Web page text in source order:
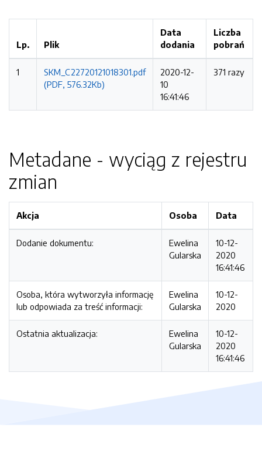
Lp. Plik
Data
dodania
Liczba
pobrań
1
SKM_C22720121018301.pdf
(PDF, 576.32Kb)
2020-12-
10
16:41:46
371 razy
Metadane - wyciąg z rejestru
zmian
Akcja Osoba Data
Dodanie dokumentu:
Ewelina
Gularska
10-12-
2020
16:41:46
Osoba, która wytworzyła informację
lub odpowiada za treść informacji:
Ewelina
Gularska
10-12-
2020
Ostatnia aktualizacja:
Ewelina
Gularska
10-12-
2020
16:41:46